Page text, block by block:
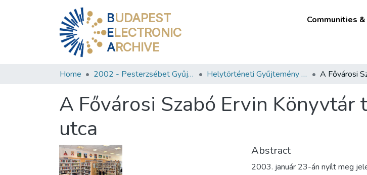
BUDAPEST
ELECTRONIC
ARCHIVE
Communities
Home 2002 - Pesterzsébet Gyűjtemény Helytörténeti Gyűjtemény (2002)
A Fővárosi Szabó Ervin
utca
Abstract
2003. január 23-án nyílt meg